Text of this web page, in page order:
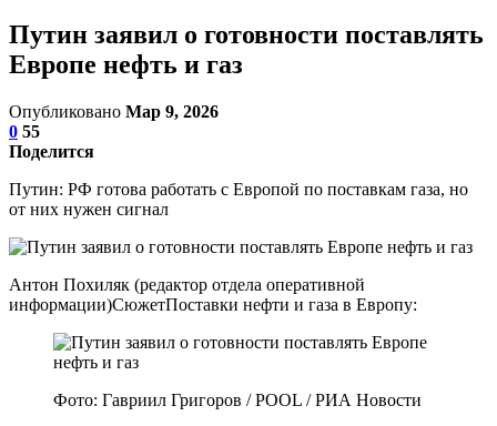
Путин заявил о готовности поставлять
Европе нефть и газ
Опубликовано Мар 9, 2026
0 55
Поделится
Путин: РФ готова работать с Европой по поставкам газа, но
от них нужен сигнал
Антон Похиляк (редактор отдела оперативной
информации)СюжетПоставки нефти и газа в Европу:
Фото: Гавриил Григоров / POOL / РИА Новости